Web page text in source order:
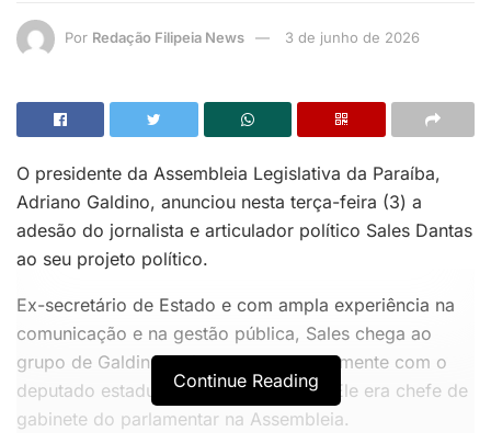
Por Redação Filipeia News 3 de junho de 2026
O presidente da Assembleia Legislativa da Paraíba,
Adriano Galdino, anunciou nesta terça-feira (3) a
adesão do jornalista e articulador político Sales Dantas
ao seu projeto político.
Ex-secretário de Estado e com ampla experiência na
comunicação e na gestão pública, Sales chega ao
grupo de Galdino após romper politicamente com o
deputado estadual Eduardo Carneiro. Ele era chefe de
gabinete do parlamentar na Assembleia.
Continue Reading